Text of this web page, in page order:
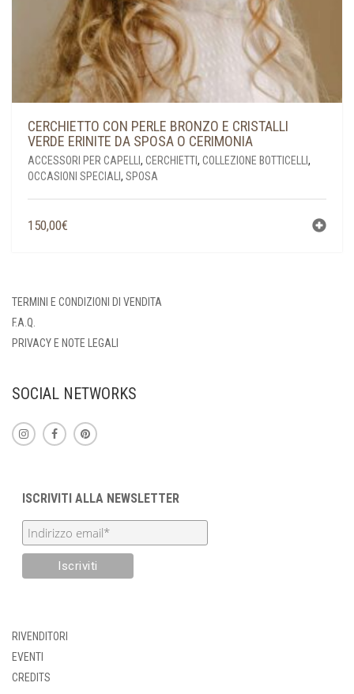
CERCHIETTO CON PERLE BRONZO E CRISTALLI
VERDE ERINITE DA SPOSA O CERIMONIA
ACCESSORI PER CAPELLI , CERCHIETTI, COLLEZIONE BOTTICELLI ,
OCCASIONI SPECIALI , SPOSA
150,00€
TERMINI E CONDIZIONI DI VENDITA
F.A.Q.
PRIVACY E NOTE LEGALI
SOCIAL NETWORKS
ISCRIVITI ALLA NEWSLETTER
RIVENDITORI
EVENTI
CREDITS